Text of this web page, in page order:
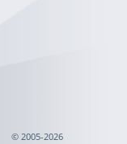
© 2005-2026